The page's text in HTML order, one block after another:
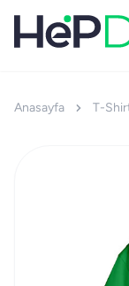
Anasayfa T-